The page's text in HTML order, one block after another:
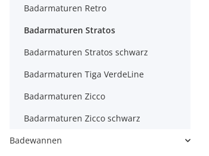
Badarmaturen Retro
Badarmaturen Stratos
Badarmaturen Stratos schwarz
Badarmaturen Tiga VerdeLine
Badarmaturen Zicco
Badarmaturen Zicco schwarz
Badewannen